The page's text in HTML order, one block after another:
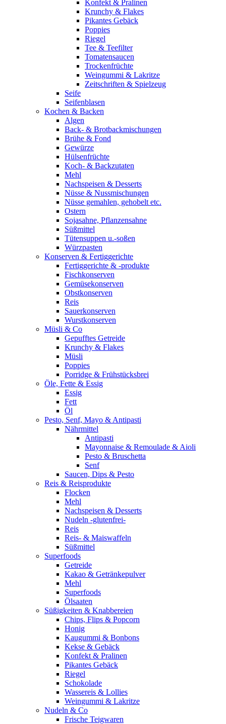
Konfekt & Pralinen
Krunchy & Flakes
Pikantes Gebäck
Poppies
Riegel
Tee & Teefilter
Tomatensaucen
Trockenfrüchte
Weingummi & Lakritze
Zeitschriften & Spielzeug
Seife
Seifenblasen
Kochen & Backen
Algen
Back- & Brotbackmischungen
Brühe & Fond
Gewürze
Hülsenfrüchte
Koch- & Backzutaten
Mehl
Nachspeisen & Desserts
Nüsse & Nussmischungen
Nüsse gemahlen, gehobelt etc.
Ostern
Sojasahne, Pflanzensahne
Süßmittel
Tütensuppen u.-soßen
Würzpasten
Konserven & Fertiggerichte
Fertiggerichte & -produkte
Fischkonserven
Gemüsekonserven
Obstkonserven
Reis
Sauerkonserven
Wurstkonserven
Müsli & Co
Gepufftes Getreide
Krunchy & Flakes
Müsli
Poppies
Porridge & Frühstücksbrei
Öle, Fette & Essig
Essig
Fett
Öl
Pesto, Senf, Mayo & Antipasti
Nährmittel
Antipasti
Mayonnaise & Remoulade & Aioli
Pesto & Bruschetta
Senf
Saucen, Dips & Pesto
Reis & Reisprodukte
Flocken
Mehl
Nachspeisen & Desserts
Nudeln -glutenfrei-
Reis
Reis- & Maiswaffeln
Süßmittel
Superfoods
Getreide
Kakao & Getränkepulver
Mehl
Superfoods
Ölsaaten
Süßigkeiten & Knabbereien
Chips, Flips & Popcorn
Honig
Kaugummi & Bonbons
Kekse & Gebäck
Konfekt & Pralinen
Pikantes Gebäck
Riegel
Schokolade
Wassereis & Lollies
Weingummi & Lakritze
Nudeln & Co
Frische Teigwaren